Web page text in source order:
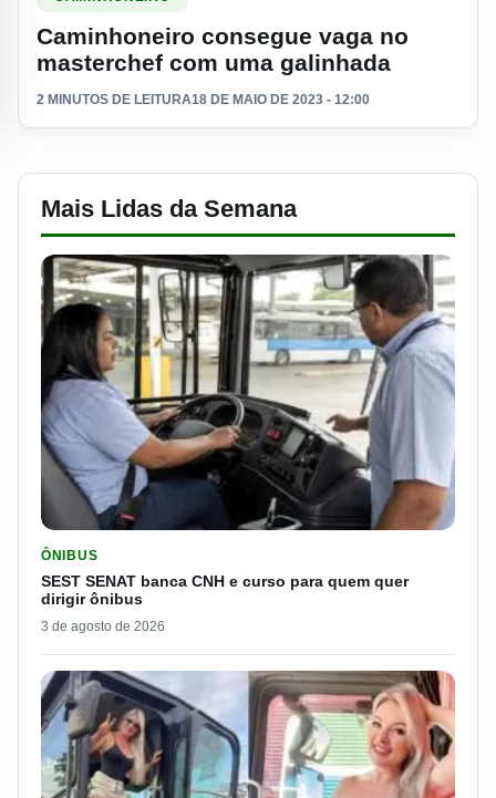
Caminhoneiro consegue vaga no
masterchef com uma galinhada
2 MINUTOS DE LEITURA18 DE MAIO DE 2023 - 12:00
Mais Lidas da Semana
ÔNIBUS
SEST SENAT banca CNH e curso para quem quer
dirigir ônibus
3 de agosto de 2026